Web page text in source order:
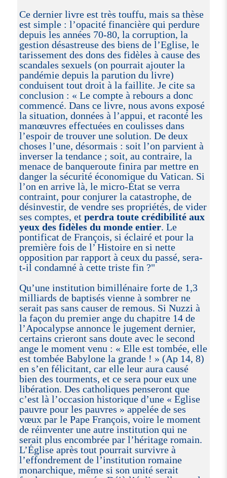
Ce dernier livre est très touffu, mais sa thèse
est simple : l’opacité financière qui perdure
depuis les années 70-80, la corruption, la
gestion désastreuse des biens de l’Eglise, le
tarissement des dons des fidèles à cause des
scandales sexuels (on pourrait ajouter la
pandémie depuis la parution du livre)
conduisent tout droit à la faillite. Je cite sa
conclusion : « Le compte à rebours a donc
commencé. Dans ce livre, nous avons exposé
la situation, données à l’appui, et raconté les
manœuvres effectuées en coulisses dans
l’espoir de trouver une solution. De deux
choses l’une, désormais : soit l’on parvient à
inverser la tendance ; soit, au contraire, la
menace de banqueroute finira par mettre en
danger la sécurité économique du Vatican. Si
l’on en arrive là, le micro-État se verra
contraint, pour conjurer la catastrophe, de
désinvestir, de vendre ses propriétés, de vider
ses comptes, et perdra toute crédibilité aux
yeux des fidèles du monde entier. Le
pontificat de François, si éclairé et pour la
première fois de l’ Histoire en si nette
opposition par rapport à ceux du passé, sera-
t-il condamné à cette triste fin ?"
Qu’une institution bimillénaire forte de 1,3
milliards de baptisés vienne à sombrer ne
serait pas sans causer de remous. Si Nuzzi à
la façon du premier ange du chapitre 14 de
l’Apocalypse annonce le jugement dernier,
certains crieront sans doute avec le second
ange le moment venu : « Elle est tombée, elle
est tombée Babylone la grande ! » (Ap 14, 8)
en s’en félicitant, car elle leur aura causé
bien des tourments, et ce sera pour eux une
libération. Des catholiques penseront que
c’est là l’occasion historique d’une « Eglise
pauvre pour les pauvres » appelée de ses
vœux par le Pape François, voire le moment
de réinventer une autre institution qui ne
serait plus encombrée par l’héritage romain.
L’Église après tout pourrait survivre à
l’effondrement de l’institution romaine
monarchique, même si son unité serait